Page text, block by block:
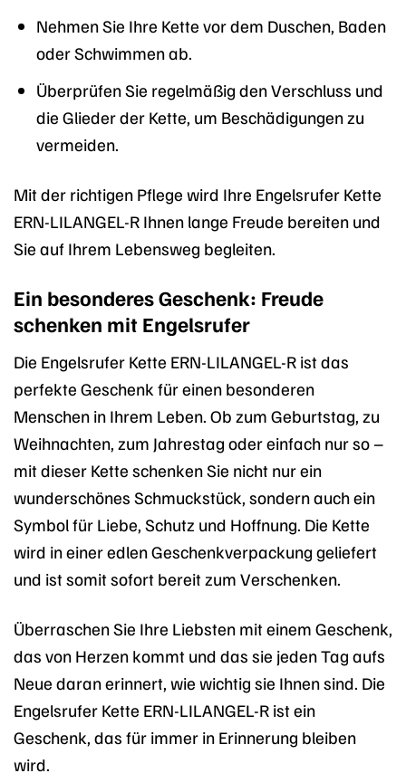
Nehmen Sie Ihre Kette vor dem Duschen, Baden
oder Schwimmen ab.
Überprüfen Sie regelmäßig den Verschluss und
die Glieder der Kette, um Beschädigungen zu
vermeiden.
Mit der richtigen Pflege wird Ihre Engelsrufer Kette
ERN-LILANGEL-R Ihnen lange Freude bereiten und
Sie auf Ihrem Lebensweg begleiten.
Ein besonderes Geschenk: Freude
schenken mit Engelsrufer
Die Engelsrufer Kette ERN-LILANGEL-R ist das
perfekte Geschenk für einen besonderen
Menschen in Ihrem Leben. Ob zum Geburtstag, zu
Weihnachten, zum Jahrestag oder einfach nur so –
mit dieser Kette schenken Sie nicht nur ein
wunderschönes Schmuckstück, sondern auch ein
Symbol für Liebe, Schutz und Hoffnung. Die Kette
wird in einer edlen Geschenkverpackung geliefert
und ist somit sofort bereit zum Verschenken.
Überraschen Sie Ihre Liebsten mit einem Geschenk,
das von Herzen kommt und das sie jeden Tag aufs
Neue daran erinnert, wie wichtig sie Ihnen sind. Die
Engelsrufer Kette ERN-LILANGEL-R ist ein
Geschenk, das für immer in Erinnerung bleiben
wird.